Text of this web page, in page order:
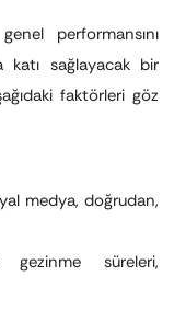
performansını
katı sağlayacak bir
faktörleri göz
medya, doğrudan,
gezinme süreleri,